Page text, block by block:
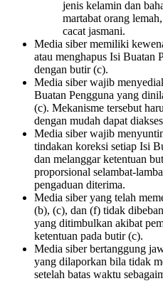
jenis kelamin dan
martabat orang
cacat jasmani.
Media siber memiliki
atau menghapus Isi Buatan
dengan butir (c).
Media siber wajib
Buatan Pengguna yang
(c). Mekanisme tersebut
dengan mudah dapat
Media siber wajib
tindakan koreksi setiap Isi
dan melanggar ketentuan
proporsional selambat-
pengaduan diterima.
Media siber yang telah
(b), (c), dan (f) tidak
yang ditimbulkan akibat
ketentuan pada butir (c).
Media siber bertanggung
yang dilaporkan bila tidak
setelah batas waktu